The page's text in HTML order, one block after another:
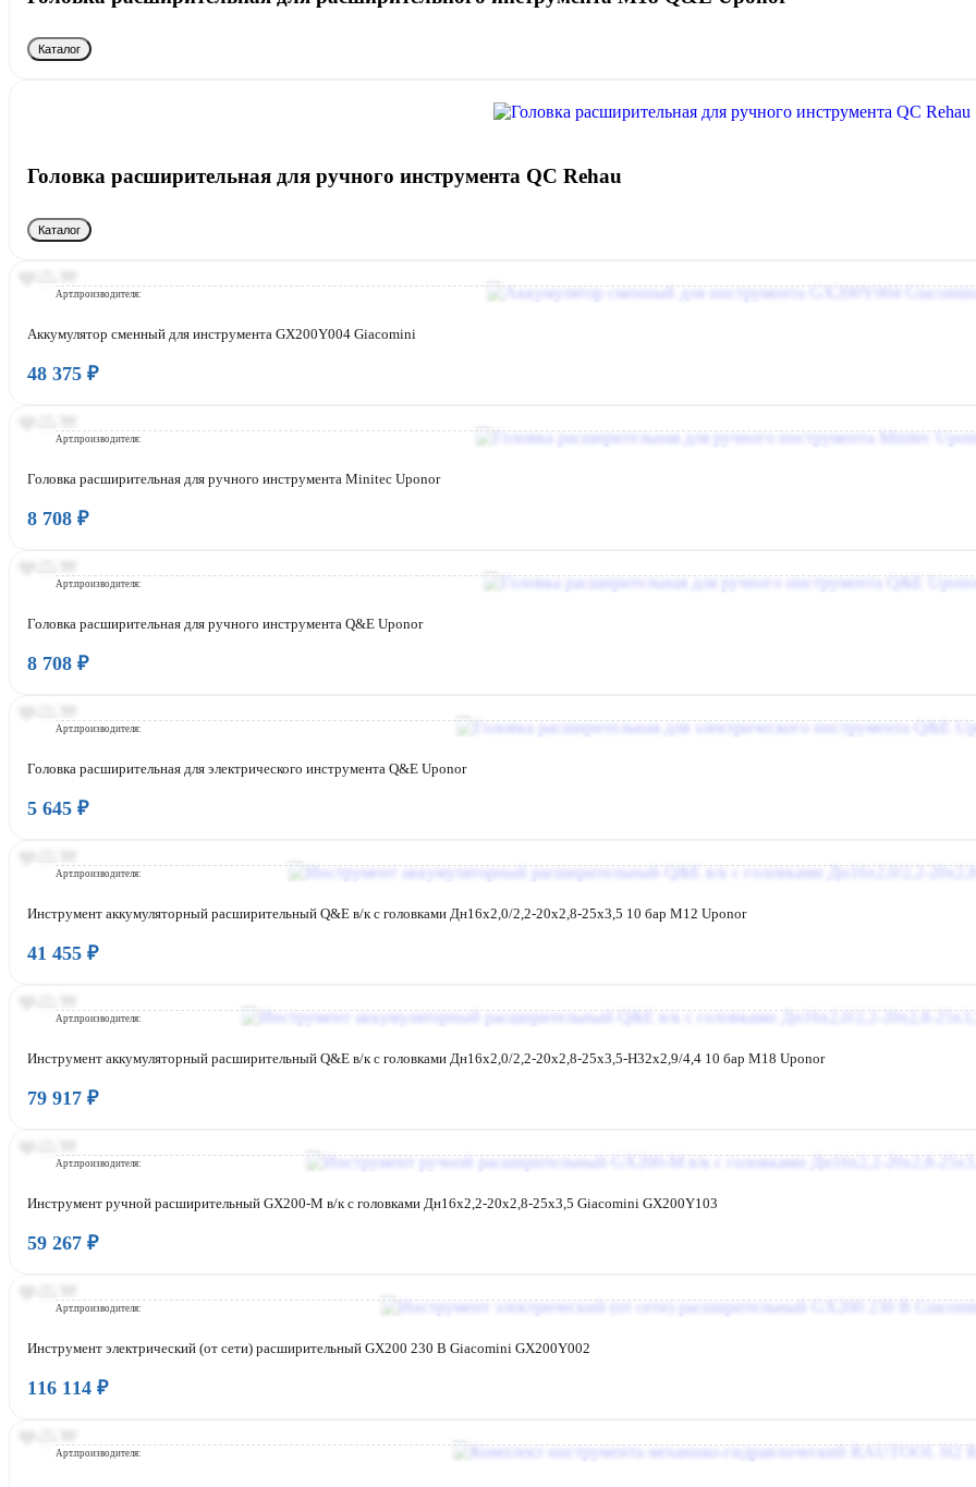
Каталог
Головка расширительная для ручного инструмента QC Rehau
Каталог
Арт.производителя:
Аккумулятор сменный для инструмента GX200Y004 Giacomini
48 375 ₽
Арт.производителя:
Головка расширительная для ручного инструмента Minitec Uponor
8 708 ₽
Арт.производителя:
Головка расширительная для ручного инструмента Q&E Uponor
8 708 ₽
Арт.производителя:
Головка расширительная для электрического инструмента Q&E Uponor
5 645 ₽
Арт.производителя:
Инструмент аккумуляторный расширительный Q&E в/к с головками Дн16x2,0/2,2-20x2,8-25x3,5 10 бар M12 Uponor
41 455 ₽
Арт.производителя:
Инструмент аккумуляторный расширительный Q&E в/к с головками Дн16x2,0/2,2-20x2,8-25x3,5-H32x2,9/4,4 10 бар M18 Uponor
79 917 ₽
Арт.производителя:
Инструмент ручной расширительный GX200-M в/к с головками Дн16x2,2-20x2,8-25x3,5 Giacomini GX200Y103
59 267 ₽
Арт.производителя:
Инструмент электрический (от сети) расширительный GX200 230 В Giacomini GX200Y002
116 114 ₽
Арт.производителя: